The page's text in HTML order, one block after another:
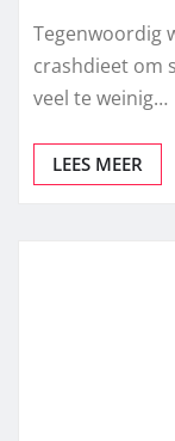
Tegenwoordig
crashdieet om
veel te weinig…
LEES MEER